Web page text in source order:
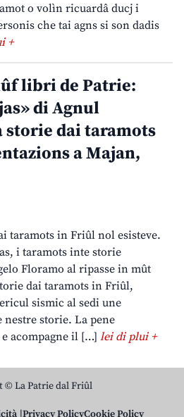
o volìn ricuardâ ducj i
che tai agns si son dadis
+
libri de Patrie:
di Agnul
storie dai taramots
a Majan,
taramots in Friûl nol esisteve.
i taramots inte storie
Floramo al ripasse in mût
dai taramots in Friûl,
sismic al sedi une
storie. La pene
acompagne il […] lei di plui +
© La Patrie dal Friûl
Privacy PolicyCookie Policy